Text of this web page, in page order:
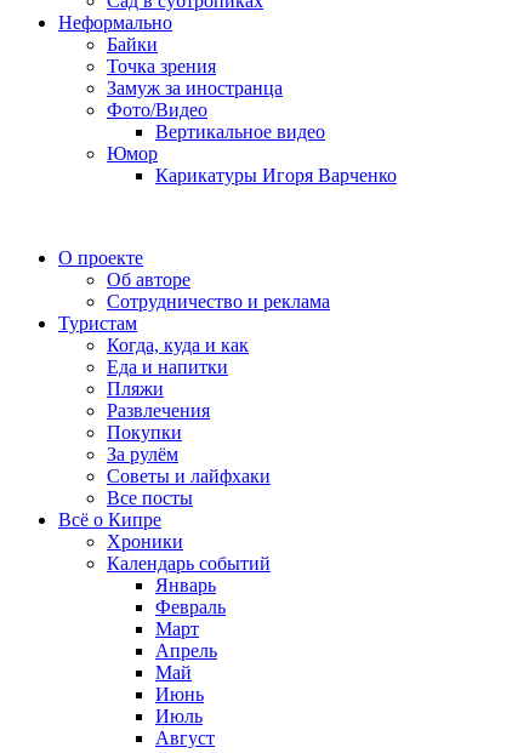
Неформально
Байки
Точка зрения
Замуж за иностранца
Фото/Видео
Вертикальное видео
Юмор
Карикатуры Игоря Варченко
О проекте
Об авторе
Сотрудничество и реклама
Туристам
Когда, куда и как
Еда и напитки
Пляжи
Развлечения
Покупки
За рулём
Советы и лайфхаки
Все посты
Всё о Кипре
Хроники
Календарь событий
Январь
Февраль
Март
Апрель
Май
Июнь
Июль
Август